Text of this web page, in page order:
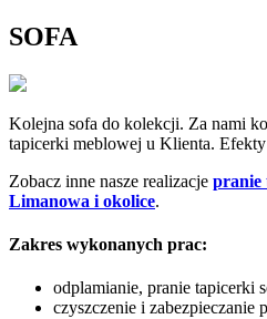
SOFA
Kolejna sofa do kolekcji. Za nami
tapicerki meblowej u Klienta.
Zobacz inne nasze realizacje pranie
Limanowa i okolice.
Zakres wykonanych prac:
odplamianie, pranie tapicerki
czyszczenie i zabezpieczanie